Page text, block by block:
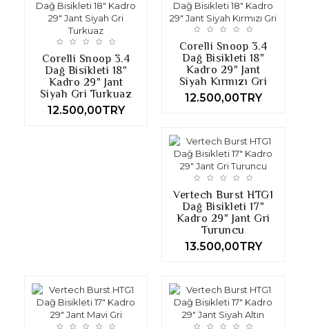
Corelli Snoop 3.4
Dağ Bisikleti 18"
Kadro 29" Jant
Siyah Gri Turkuaz
12.500,00TRY
Corelli Snoop 3.4
Dağ Bisikleti 18"
Kadro 29" Jant
Siyah Kırmızı Gri
12.500,00TRY
Vertech Burst HTG1
Dağ Bisikleti 17"
Kadro 29" Jant Gri
Turuncu
13.500,00TRY